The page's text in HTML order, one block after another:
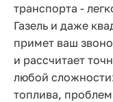
транспорта -
Газель и даже
примет ваш
и рассчитает
любой
топлива,